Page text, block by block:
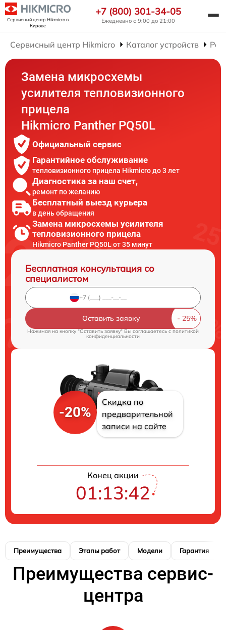
Сервисный центр Hikmicroв
Кирове
+7 (800) 301-34-05
Ежедневно с 9:00 до 21:00
Сервисный центр Hikmicro Каталог устройств
Замена микросхемы
усилителя тепловизионного
прицела
Hikmicro Panther PQ50L
Официальный сервис
Гарантийное обслуживание
тепловизионного прицела Hikmicro до 3 лет
Диагностика за наш счет,
ремонт по желанию
Бесплатный выезд курьера
в день обращения
Замена микросхемы усилителя
тепловизионного прицела
Hikmicro Panther PQ50L от 35 минут
Бесплатная консультация со
специалистом
Оставить заявку
Нажимая на кнопку "Оставить заявку" Вы соглашаетесь cполитикой
конфиденциальности
-20%
Скидка по
предварительной
записи на сайте
Конец акции
01:13:41
Преимущества Этапы работ Модели Гарантия
Преимущества сервис-
центра